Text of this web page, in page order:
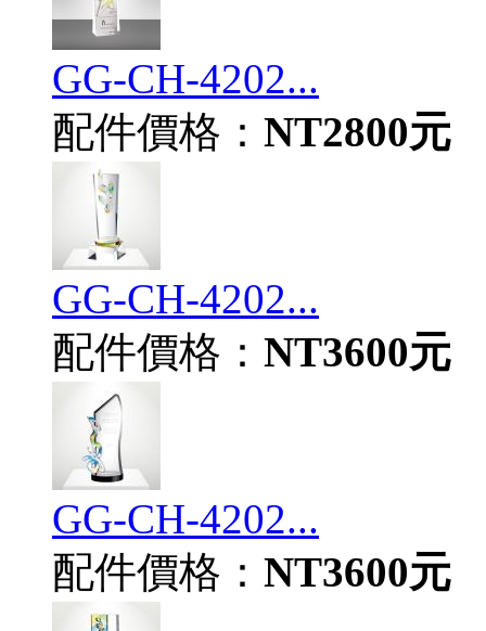
GG-CH-4202...
配件價格： NT2800元
GG-CH-4202...
配件價格： NT3600元
GG-CH-4202...
配件價格： NT3600元